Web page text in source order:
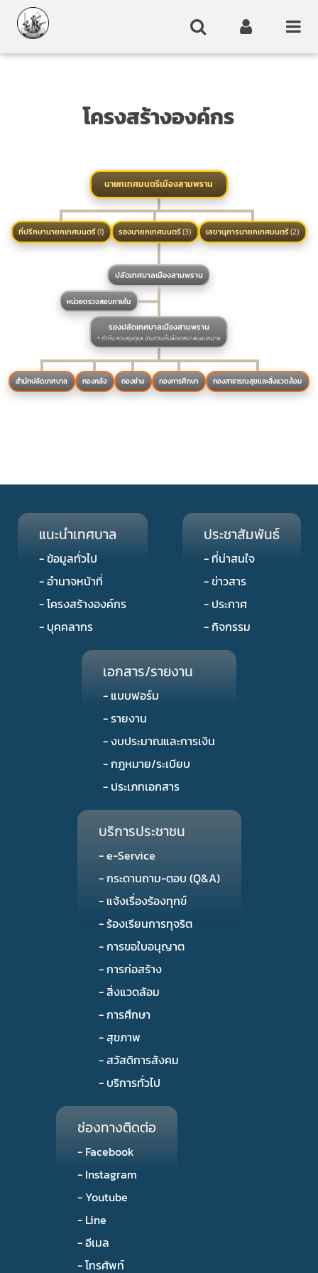
โครงสร้างองค์กร
นายกเทศมนตรีเมืองสามพราน
ที่ปรึกษานายกเทศมนตรี(1) รองนายกเทศมนตรี(3) เลขานุการนายกเทศมนตรี(2)
ปลัดเทศบาลเมืองสามพราน
หน่วยตรวจสอบภายใน
รองปลัดเทศบาลเมืองสามพราน
* กำกับ ควบคุมดูแล งานตามที่ปลัดเทศบาลมอบหมาย
สำนักปลัดเทศบาล กองคลัง กองช่าง กองการศึกษา กองสาธารณสุขและสิ่งแวดล้อม
แนะนำเทศบาล
- ข้อมูลทั่วไป
- อำนาจหน้าที่
- โครงสร้างองค์กร
- บุคคลากร
ประชาสัมพันธ์
- ที่น่าสนใจ
- ข่าวสาร
- ประกาศ
- กิจกรรม
เอกสาร/รายงาน
- แบบฟอร์ม
- รายงาน
- งบประมาณและการเงิน
- กฎหมาย/ระเบียบ
- ประเภทเอกสาร
บริการประชาชน
- e-Service
- กระดานถาม-ตอบ (Q&A)
- แจ้งเรื่องร้องทุกข์
- ร้องเรียนการทุจริต
- การขอใบอนุญาต
- การก่อสร้าง
- สิ่งแวดล้อม
- การศึกษา
- สุขภาพ
- สวัสดิการสังคม
- บริการทั่วไป
ช่องทางติดต่อ
- Facebook
- Instagram
- Youtube
- Line
- อีเมล
- โทรศัพท์